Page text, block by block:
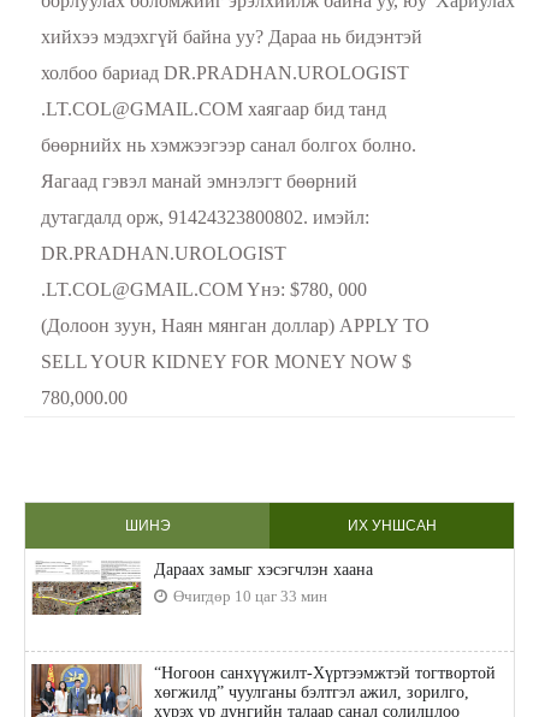
хийхээ мэдэхгүй байна уу? Дараа нь бидэнтэй
холбоо бариад DR.PRADHAN.UROLOGIST
.LT.COL@GMAIL.COM хаягаар бид танд
бөөрнийх нь хэмжээгээр санал болгох болно.
Яагаад гэвэл манай эмнэлэгт бөөрний
дутагдалд орж, 91424323800802. имэйл:
DR.PRADHAN.UROLOGIST
.LT.COL@GMAIL.COM Yнэ: $780, 000
(Долоон зуун, Наян мянган доллар) APPLY TO
SELL YOUR KIDNEY FOR MONEY NOW $
780,000.00
ШИНЭ ИХ УНШСАН
Дараах замыг хэсэгчлэн хаана
Өчигдөр 10 цаг 33 мин
“Ногоон санхүүжилт-Хүртээмжтэй тогтвортой
хөгжилд” чуулганы бэлтгэл ажил, зорилго,
хүрэх үр дүнгийн талаар санал солилцлоо